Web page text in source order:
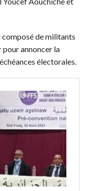
de militants
pour annoncer la
électorales.